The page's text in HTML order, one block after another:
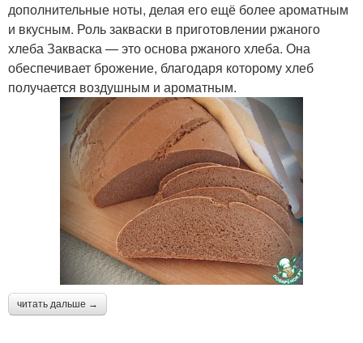
дополнительные ноты, делая его ещё более ароматным
и вкусным. Роль закваски в приготовлении ржаного
хлеба Закваска — это основа ржаного хлеба. Она
обеспечивает брожение, благодаря которому хлеб
получается воздушным и ароматным.
читать дальше →